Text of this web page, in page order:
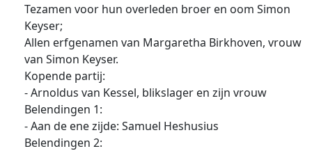
Tezamen voor hun overleden broer en oom Simon
Keyser;
Allen erfgenamen van Margaretha Birkhoven, vrouw
van Simon Keyser.
Kopende partij:
- Arnoldus van Kessel, blikslager en zijn vrouw
Belendingen 1:
- Aan de ene zijde: Samuel Heshusius
Belendingen 2: